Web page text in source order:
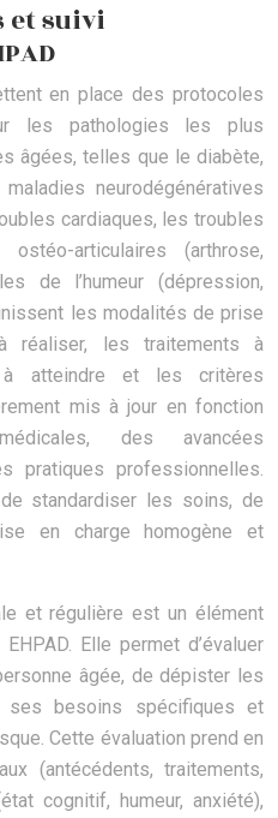
et suivi
en place des protocoles
les pathologies les plus
âgées, telles que le diabète,
neurodégénératives
cardiaques, les troubles
articulaires (arthrose,
de l’humeur (dépression,
les modalités de prise
réaliser, les traitements à
atteindre et les critères
mis à jour en fonction
des avancées
pratiques professionnelles.
standardiser les soins, de
en charge homogène et
et régulière est un élément
Elle permet d’évaluer
âgée, de dépister les
ses besoins spécifiques et
Cette évaluation prend en
(antécédents, traitements,
cognitif, humeur, anxiété),